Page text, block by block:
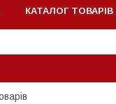
КАТАЛОГ ТОВАРIВ